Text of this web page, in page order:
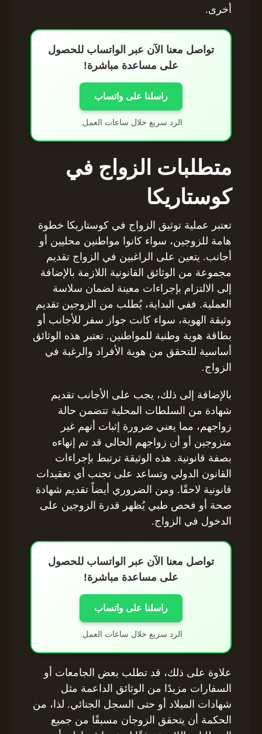
أخرى.
تواصل معنا الآن عبر الواتساب للحصول
على مساعدة مباشرة!
راسلنا على واتساب
الرد سريع خلال ساعات العمل.
متطلبات الزواج في
كوستاريكا
تعتبر عملية توثيق الزواج في كوستاريكا خطوة
هامة للزوجين، سواء كانوا مواطنين محليين أو
أجانب. يتعين على الراغبين في الزواج تقديم
مجموعة من الوثائق القانونية اللازمة بالإضافة
إلى الالتزام بإجراءات معينة لضمان سلاسة
العملية. ففي البداية، يُطلب من الزوجين تقديم
وثيقة الهوية، سواء كانت جواز سفر للأجانب أو
بطاقة هوية وطنية للمواطنين. تعتبر هذه الوثائق
أساسية للتحقق من هوية الأفراد والرغبة في
الزواج.
بالإضافة إلى ذلك، يجب على الأجانب تقديم
شهادة من السلطات المحلية تتضمن حالة
زواجهم، مما يعني ضرورة إثبات أنهم غير
متزوجين أو أن زواجهم الحالي قد تم إنهاءه
بصفة قانونية. هذه الوثيقة ترتبط بإجراءات
القانون الدولي وتساعد على تجنب أي تعقيدات
قانونية لاحقًا. ومن الضروري أيضاً تقديم شهادة
صحة أو فحص طبي يُظهر قدرة الزوجين على
الدخول في الزواج.
تواصل معنا الآن عبر الواتساب للحصول
على مساعدة مباشرة!
راسلنا على واتساب
الرد سريع خلال ساعات العمل.
علاوة على ذلك، قد تطلب بعض الجامعات أو
السفارات مزيدًا من الوثائق الداعمة مثل
شهادات الميلاد أو حتى السجل الجنائي. لذا، من
الحكمة أن يتحقق الزوجان مسبقًا من جميع